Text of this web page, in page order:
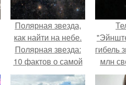
Полярная звезда,
как найти на небе.
Полярная звезда:
10 фактов о самой
известной звезде
гибель
млн
от